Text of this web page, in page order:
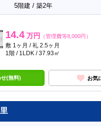
5階建 / 築2年
14.4 万円 （管理費等8,000円）
敷 1ヶ月 / 礼 2.5ヶ月
1階 / 1LDK / 37.93㎡
(無料) お気